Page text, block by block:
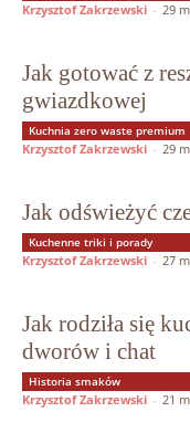
Krzysztof Zakrzewski - 29
Jak gotować z
gwiazdkowej
Kuchnia zero waste premium
Krzysztof Zakrzewski - 29
Jak odświeżyć
Kuchenne triki i porady
Krzysztof Zakrzewski - 27
Jak rodziła się
dworów i chat
Historia smaków
Krzysztof Zakrzewski - 21